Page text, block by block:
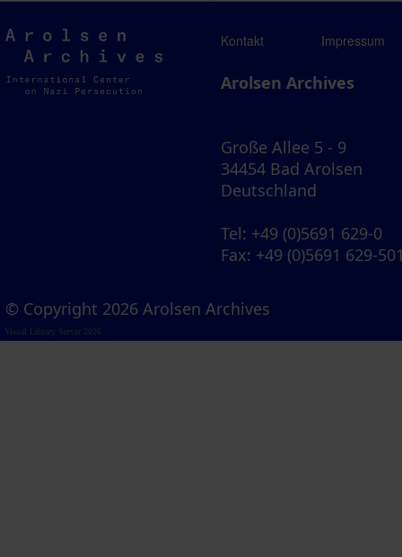
Arolsen
Archives
Kontakt Impressum
Arolsen Archives
Große Allee 5 - 9
34454 Bad Arolsen
Deutschland
Tel: +49 (0)5691 629-0
Fax: +49 (0)5691 629-
© Copyright 2026 Arolsen Archives
Visual Library Server 2026